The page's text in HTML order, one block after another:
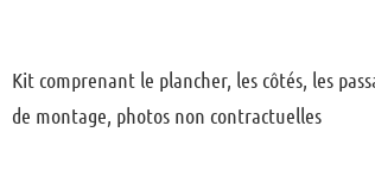
Kit comprenant le plancher, les côtés, les passages de roues, visserie, notice
de montage, photos non contractuelles